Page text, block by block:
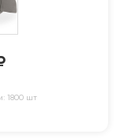
1800 шт